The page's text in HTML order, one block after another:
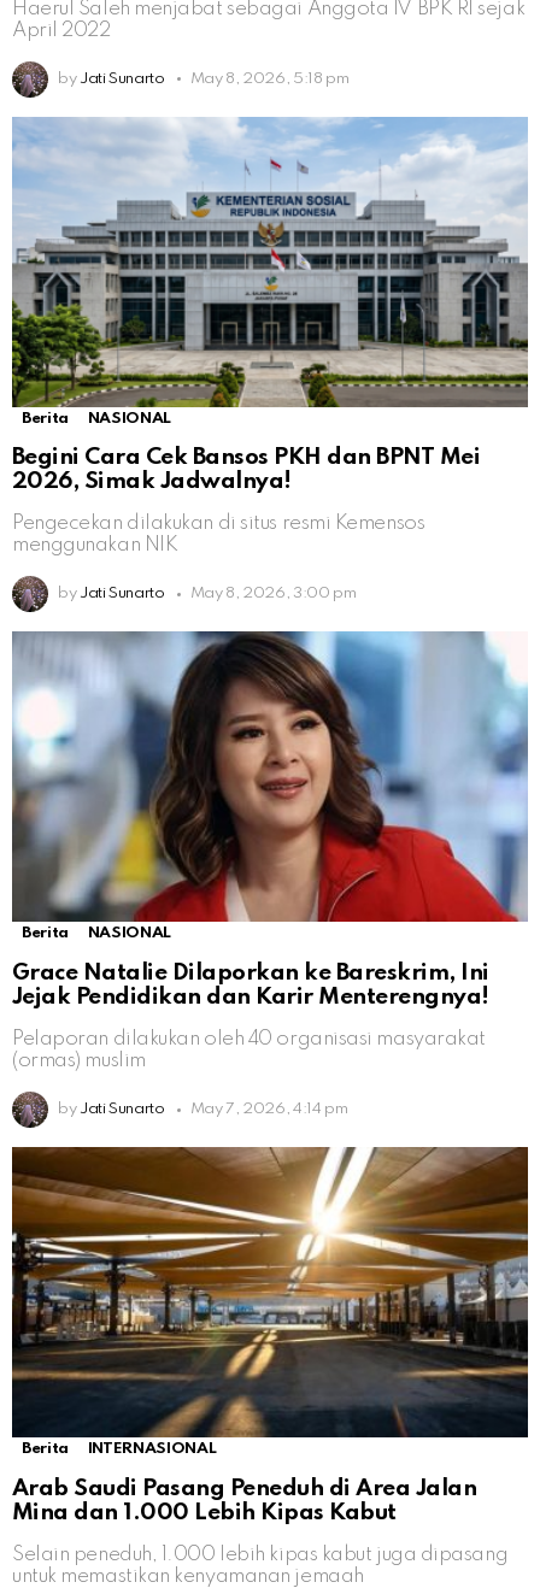
Haerul Saleh menjabat sebagai Anggota IV BPK RI sejak
April 2022
by Jati Sunarto May 8, 2026, 5:18 pm
Berita NASIONAL
Begini Cara Cek Bansos PKH dan BPNT Mei
2026, Simak Jadwalnya!
Pengecekan dilakukan di situs resmi Kemensos
menggunakan NIK
by Jati Sunarto May 8, 2026, 3:00 pm
Berita NASIONAL
Grace Natalie Dilaporkan ke Bareskrim, Ini
Jejak Pendidikan dan Karir Menterengnya!
Pelaporan dilakukan oleh 40 organisasi masyarakat
(ormas) muslim
by Jati Sunarto May 7, 2026, 4:14 pm
Berita INTERNASIONAL
Arab Saudi Pasang Peneduh di Area Jalan
Mina dan 1.000 Lebih Kipas Kabut
Selain peneduh, 1.000 lebih kipas kabut juga dipasang
untuk memastikan kenyamanan jemaah